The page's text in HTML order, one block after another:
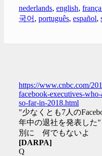
nederlands, english,
국어 , português, español,
https://www.cnbc.com/
facebook-executives-who-
so-far-in-2018.html
"少なくとも7人の
年中の退社を発表した"
別に 何でもないよ
[DARPA]
Q